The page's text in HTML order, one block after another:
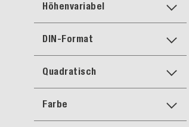
Höhenvariabel
DIN-Format
Quadratisch
Farbe